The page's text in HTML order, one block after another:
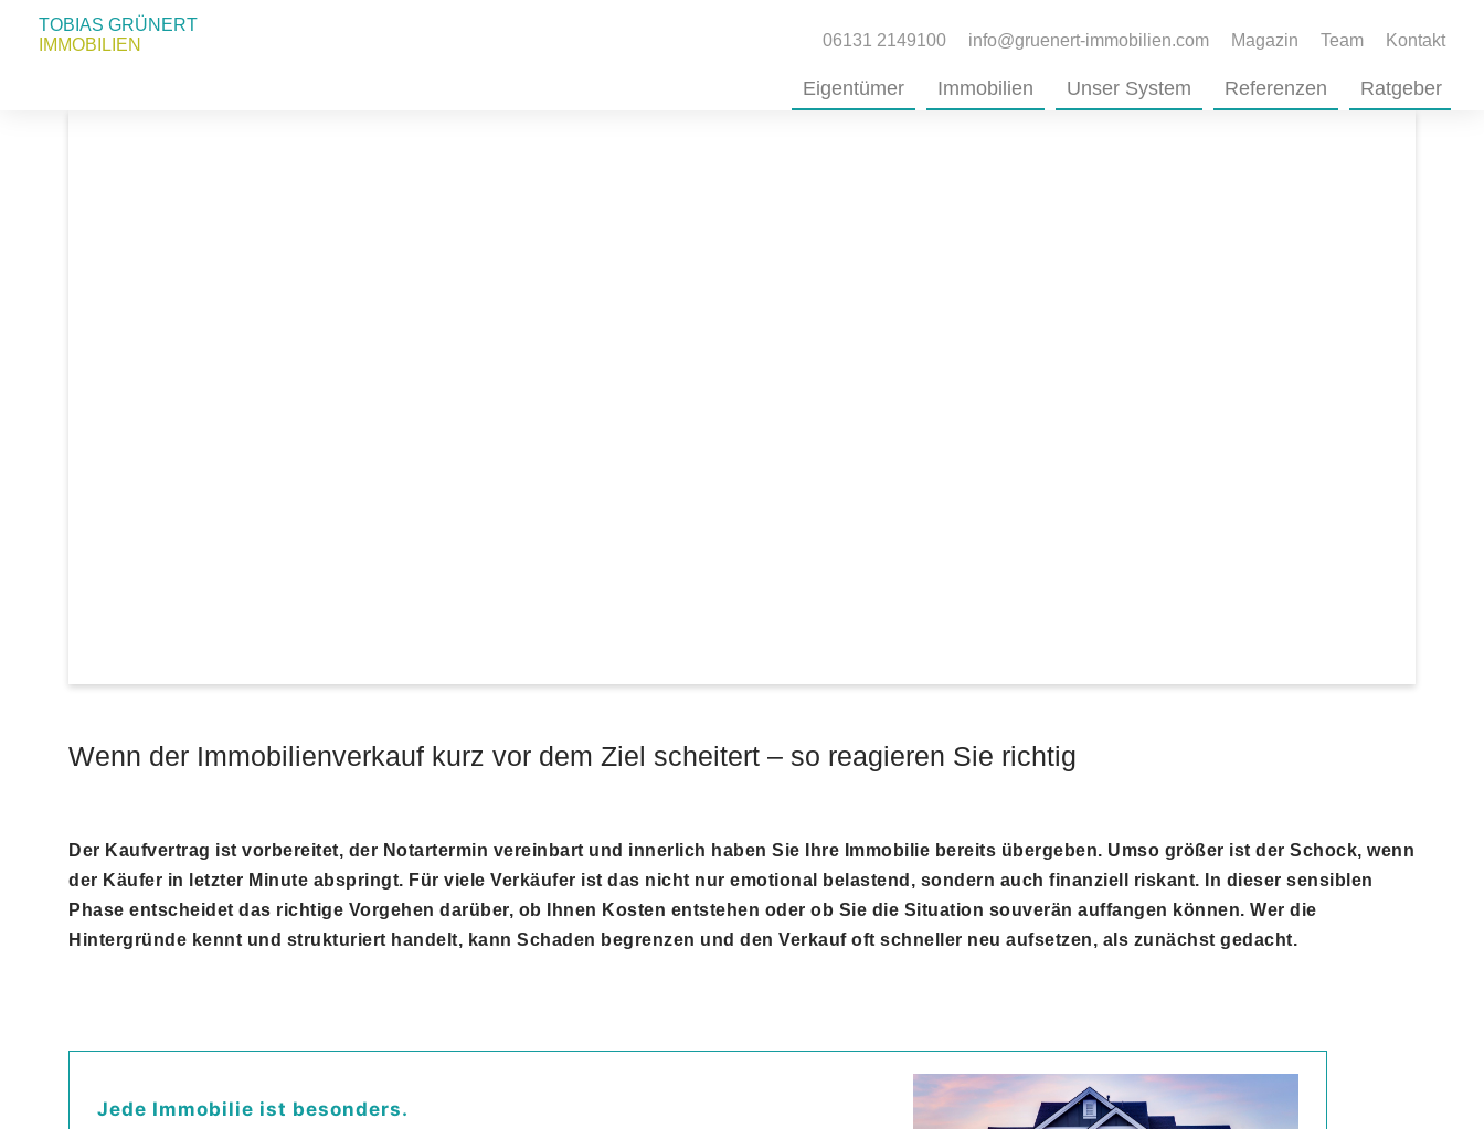
TOBIAS GRÜNERT
IMMOBILIEN
06131 2149100 info@gruenert-immobilien.com Magazin Team Kontakt
Eigentümer Immobilien Unser System Referenzen Ratgeber
Wenn der Immobilienverkauf kurz vor dem Ziel scheitert – so reagieren Sie richtig
Der Kaufvertrag ist vorbereitet, der Notartermin vereinbart und innerlich haben Sie Ihre Immobilie bereits übergeben. Umso größer ist der Schock, wenn
der Käufer in letzter Minute abspringt. Für viele Verkäufer ist das nicht nur emotional belastend, sondern auch finanziell riskant. In dieser sensiblen
Phase entscheidet das richtige Vorgehen darüber, ob Ihnen Kosten entstehen oder ob Sie die Situation souverän auffangen können. Wer die
Hintergründe kennt und strukturiert handelt, kann Schaden begrenzen und den Verkauf oft schneller neu aufsetzen, als zunächst gedacht.
Jede Immobilie ist besonders.